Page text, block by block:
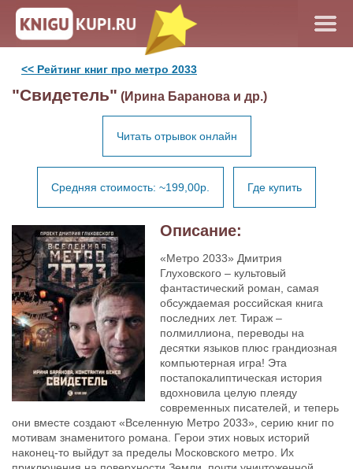
<< Рейтинг книг про метро 2033
"Свидетель" (Ирина Баранова и др.)
Читать отрывок онлайн
Средняя стоимость: ~199,00р. Где купить
Описание:
«Метро 2033» Дмитрия
Глуховского – культовый
фантастический роман, самая
обсуждаемая российская книга
последних лет. Тираж –
полмиллиона, переводы на
десятки языков плюс грандиозная
компьютерная игра! Эта
постапокалиптическая история
вдохновила целую плеяду
современных писателей, и теперь
они вместе создают «Вселенную Метро 2033», серию книг по
мотивам знаменитого романа. Герои этих новых историй
наконец-то выйдут за пределы Московского метро. Их